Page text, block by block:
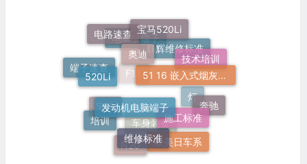
发动机电脑端子
维修标准
施工标准
51 16 嵌入式烟灰缸托架
奥迪
520Li
培训
N20 欧美日车系
奔驰
技术培训
宝马520Li
电路速查
端子速查
宝马
车身装备
灯
群辉维修标准
电脑板端子
F18